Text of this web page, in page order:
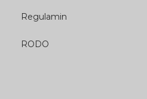
Regulamin
RODO